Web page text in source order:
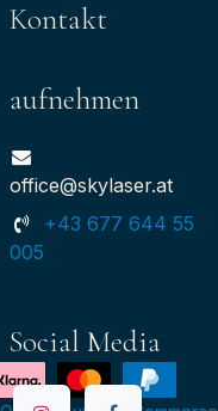
Kontakt
aufnehmen
office@skylaser.at
+43 677 644 55
005
Social Media